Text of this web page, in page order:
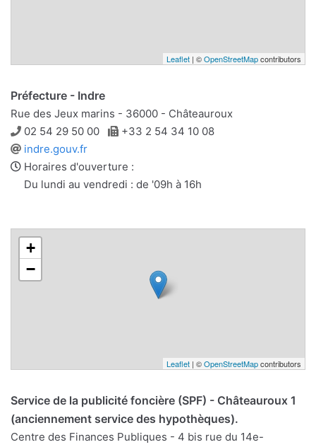
Leaflet | ©OpenStreetMapcontributors
Préfecture - Indre
Rue des Jeux marins - 36000 - Châteauroux
Téléphone
02 54 29 50 00 Télécopie
+33 2 54 34 10 08
Site
web
indre.gouv.fr
Horaires d'ouverture :
Du lundi au vendredi : de '09h à 16h
+
−
Leaflet | ©OpenStreetMapcontributors
Service de la publicité foncière (SPF) - Châteauroux 1
(anciennement service des hypothèques).
Centre des Finances Publiques - 4 bis rue du 14e-